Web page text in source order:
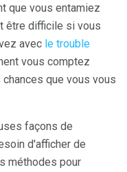
que vous entamiez
être difficile si vous
avec le trouble
vous comptez
que vous vous
façons de
d'afficher de
méthodes pour